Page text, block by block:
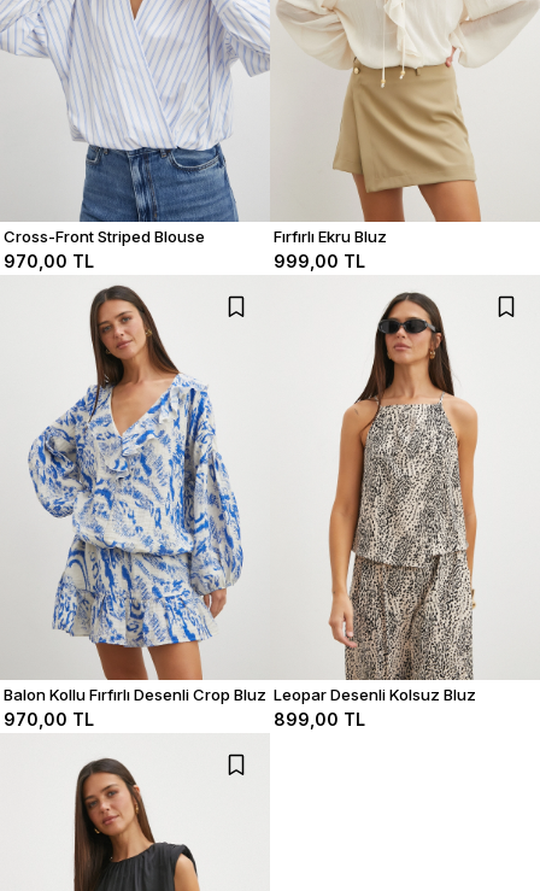
Cross-Front Striped Blouse
970,00 TL
Fırfırlı Ekru Bluz
999,00 TL
Balon Kollu Fırfırlı Desenli Crop Bluz
970,00 TL
Leopar Desenli Kolsuz Bluz
899,00 TL